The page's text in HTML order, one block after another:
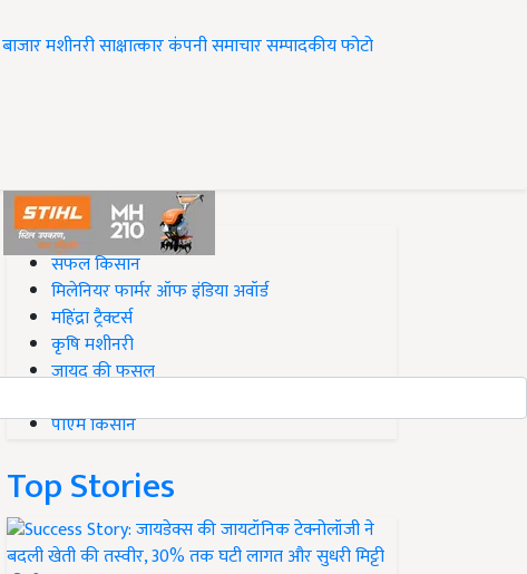
बाजारमशीनरीसाक्षात्कारकंपनी समाचारसम्पादकीयफोटो
#Top on Krishi Jagran
सफल किसान
मिलेनियर फार्मर ऑफ इंडिया अवॉर्ड
महिंद्रा ट्रैक्टर्स
कृषि मशीनरी
जायद की फसल
पीएम किसान
Top Stories